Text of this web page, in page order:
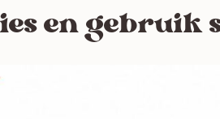
en gebruik